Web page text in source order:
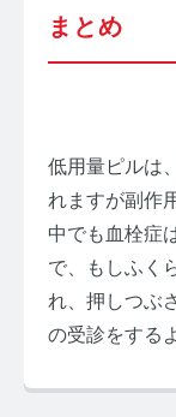
まとめ
低用量ピルは
れますが副作
中でも血栓症
で、もしふく
れ、押しつぶ
の受診をする